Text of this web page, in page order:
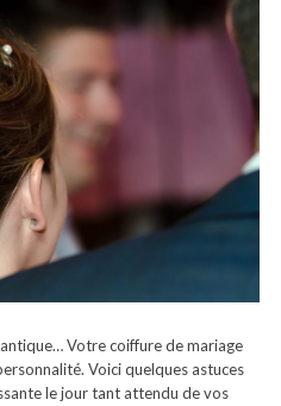
Votre coiffure de mariage
Voici quelques astuces
le jour tant attendu de vos